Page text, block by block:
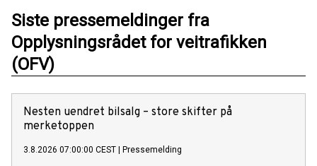
Siste pressemeldinger fra
Opplysningsrådet for veitrafikken
(OFV)
Nesten uendret bilsalg – store skifter på
merketoppen
3.8.2026 07:00:00 CEST Pressemelding